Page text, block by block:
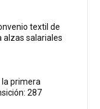
textil de
alzas salariales
primera
287